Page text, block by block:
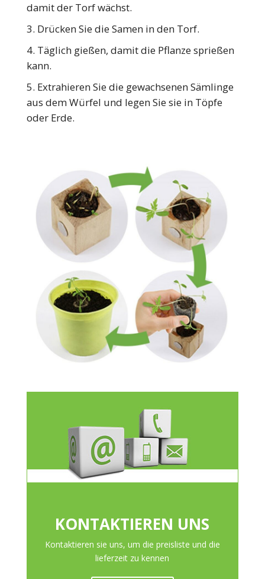
damit der Torf wächst.
Drücken Sie die Samen in den Torf.
Täglich gießen, damit die Pflanze sprießen
kann.
Extrahieren Sie die gewachsenen Sämlinge
aus dem Würfel und legen Sie sie in Töpfe
oder Erde.
KONTAKTIEREN UNS
Kontaktieren sie uns, um die preisliste und die
lieferzeit zu kennen